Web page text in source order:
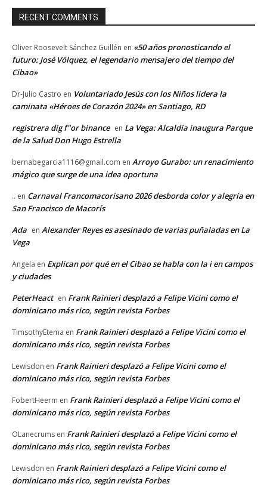
RECENT COMMENTS
Oliver Roosevelt Sánchez Guillén en «50 años pronosticando el
futuro: José Vólquez, el legendario mensajero del tiempo del
Cibao»
Dr-Julio Castro en Voluntariado Jesús con los Niños lidera la
caminata «Héroes de Corazón 2024» en Santiago, RD
registrera dig f"or binance en La Vega: Alcaldía inaugura Parque
de la Salud Don Hugo Estrella
bernabegarcia1116@gmail.com en Arroyo Gurabo: un renacimiento
mágico que surge de una idea oportuna
.. en Carnaval Francomacorisano 2026 desborda color y alegría en
San Francisco de Macorís
Ada en Alexander Reyes es asesinado de varias puñaladas en La
Vega
Angela en Explican por qué en el Cibao se habla con la i en campos
y ciudades
PeterHeact en Frank Rainieri desplazó a Felipe Vicini como el
dominicano más rico, según revista Forbes
TimsothyEtema en Frank Rainieri desplazó a Felipe Vicini como el
dominicano más rico, según revista Forbes
Lewisdon en Frank Rainieri desplazó a Felipe Vicini como el
dominicano más rico, según revista Forbes
FobertHeerm en Frank Rainieri desplazó a Felipe Vicini como el
dominicano más rico, según revista Forbes
OLanecrums en Frank Rainieri desplazó a Felipe Vicini como el
dominicano más rico, según revista Forbes
Lewisdon en Frank Rainieri desplazó a Felipe Vicini como el
dominicano más rico, según revista Forbes